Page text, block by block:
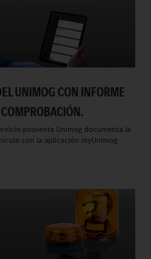
UNIMOG CON INFORME
posventa Unimog documenta la
con la aplicación myUnimog